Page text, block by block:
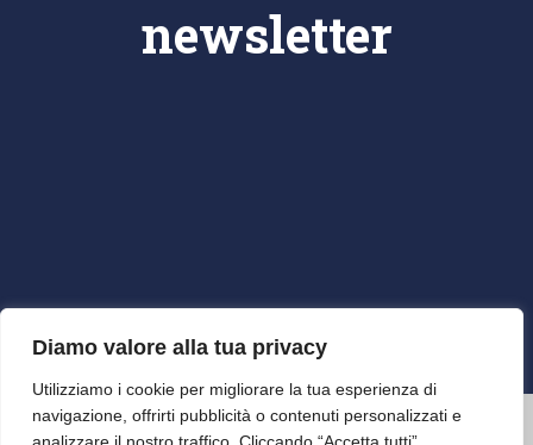
Diamo valore alla tua privacy
Utilizziamo i cookie per migliorare la tua esperienza di
navigazione, offrirti pubblicità o contenuti personalizzati e
newsletter
2024 © Com.It.Es. All right reserved.